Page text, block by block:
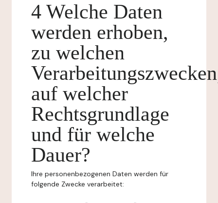
4 Welche Daten
werden erhoben,
zu welchen
auf welcher
Rechtsgrundlage
und für welche
Dauer?
Ihre personenbezogenen Daten werden für
folgende Zwecke verarbeitet: